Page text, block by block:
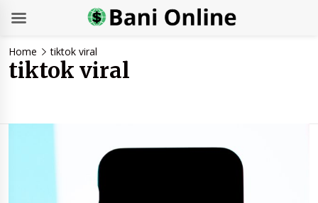
content
Home tiktok viral
tiktok viral